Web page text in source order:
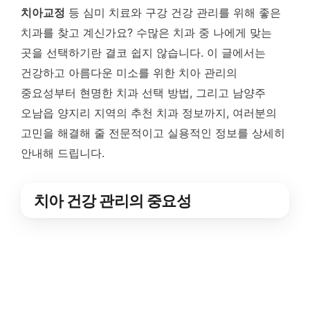
치아교정 등 심미 치료와 구강 건강 관리를 위해 좋은
치과를 찾고 계신가요? 수많은 치과 중 나에게 맞는
곳을 선택하기란 결코 쉽지 않습니다. 이 글에서는
건강하고 아름다운 미소를 위한 치아 관리의
중요성부터 현명한 치과 선택 방법, 그리고 남양주
오남읍 양지리 지역의 추천 치과 정보까지, 여러분의
고민을 해결해 줄 전문적이고 실용적인 정보를 상세히
안내해 드립니다.
치아 건강 관리의 중요성